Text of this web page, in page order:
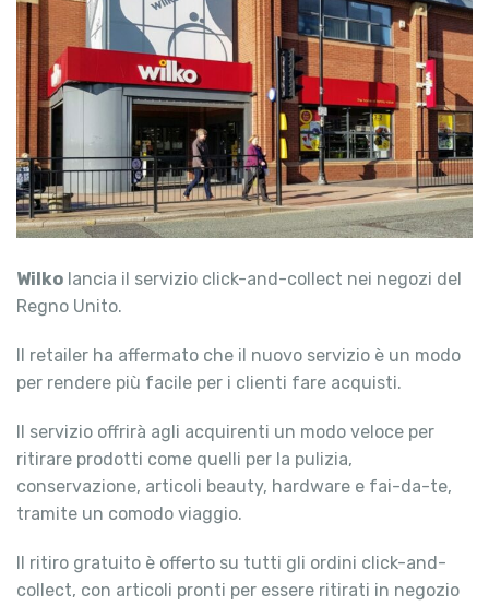
Wilko lancia il servizio click-and-collect nei negozi del
Regno Unito.
Il retailer ha affermato che il nuovo servizio è un modo
per rendere più facile per i clienti fare acquisti.
Il servizio offrirà agli acquirenti un modo veloce per
ritirare prodotti come quelli per la pulizia,
conservazione, articoli beauty, hardware e fai-da-te,
tramite un comodo viaggio.
Il ritiro gratuito è offerto su tutti gli ordini click-and-
collect, con articoli pronti per essere ritirati in negozio